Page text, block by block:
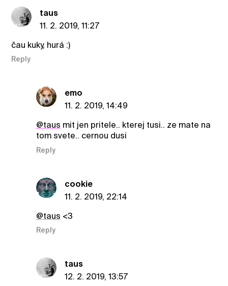
taus
11. 2. 2019, 11:27
čau kuky, hurá :)
Reply
emo
11. 2. 2019, 14:49
@taus mit jen pritele.. kterej tusi.. ze mate na
tom svete.. cernou dusi
Reply
cookie
11. 2. 2019, 22:14
@taus <3
Reply
taus
12. 2. 2019, 13:57